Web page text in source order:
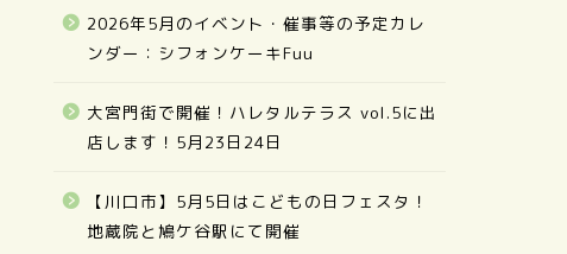
2026年5月のイベント・催事等の予定カレ
ンダー：シフォンケーキFuu
大宮門街で開催！ハレタルテラス vol.5に出
店します！5月23日24日
【川口市】5月5日はこどもの日フェスタ！
地蔵院と鳩ケ谷駅にて開催